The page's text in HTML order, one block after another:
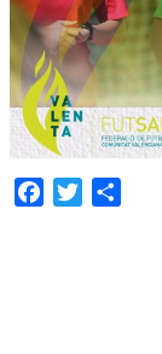
Facebook
Twitter